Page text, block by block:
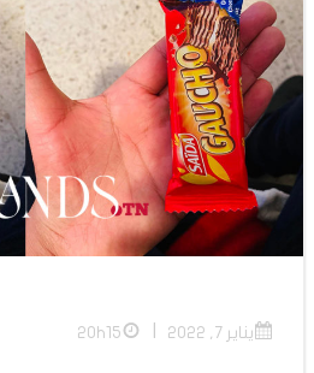
يناير 7, 2022 20h15